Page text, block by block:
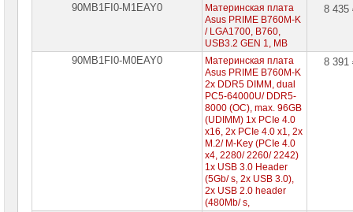
90MB1FI0-M1EAY0
Материнская плата
Asus PRIME B760M-K
/ LGA1700, B760,
USB3.2 GEN 1, MB
8
90MB1FI0-M0EAY0
Материнская плата
Asus PRIME B760M-K
2x DDR5 DIMM, dual
PC5-64000U/ ​DDR5-
8000 (OC), max. 96GB
(UDIMM) 1x PCIe 4.0
x16, 2x PCIe 4.0 x1, 2x
M.2/ ​M-Key (PCIe 4.0
x4, 2280/ ​2260/ ​2242)
1x USB 3.0 Header
(5Gb/ ​s, 2x USB 3.0),
2x USB 2.0 header
(480Mb/ ​s,
8